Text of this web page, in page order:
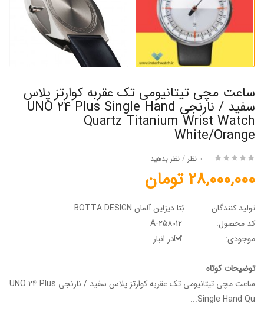
ساعت مچی تیتانیومی تک عقربه کوارتز پلاس
سفید / نارنجی UNO 24 Plus Single Hand
Quartz Titanium Wrist Watch
White/Orange
0 نظر / نظر بدهید
28,000,000 تومان
تولید کنندگان
بُتا دیزاین آلمان BOTTA DESIGN
کد محصول:
موجودی:
در انبار
توضیحات کوتاه
ساعت مچی تیتانیومی تک عقربه کوارتز پلاس سفید / نارنجی UNO 24 Plus
Single Hand Qu...